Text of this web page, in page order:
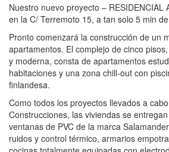
Nuestro nuevo proyecto – RESIDENCIAL
en la C/ Terremoto 15, a tan solo 5 min
Pronto comenzará la construcción de un
apartamentos. El complejo de cinco
y moderna, consta de apartamentos
habitaciones y una zona chill-out con
finlandesa.
Como todos los proyectos llevados a
Construcciones, las viviendas se
ventanas de PVC de la marca
ruidos y control térmico, armarios